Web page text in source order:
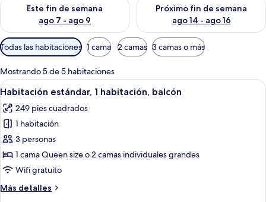
Este fin de semana
ago 7 - ago 9
Próximo fin de semana
ago 14 - ago 16
Filtros
disponibles
para
las
habitaciones
Todas las habitaciones 1 cama 2 camas 3 camas o más
Mostrando 5 de 5 habitaciones
Abrir
todas
las
fotos
de
Habitación
estándar,
habitación,
Ropa de cama de alta calidad y
4
Habitación estándar, 1 habitación, balcón
249 pies cuadrados
1 habitación
3 personas
1 cama Queen size o 2 camas individuales grandes
Wifi gratuito
Más detalles
Más